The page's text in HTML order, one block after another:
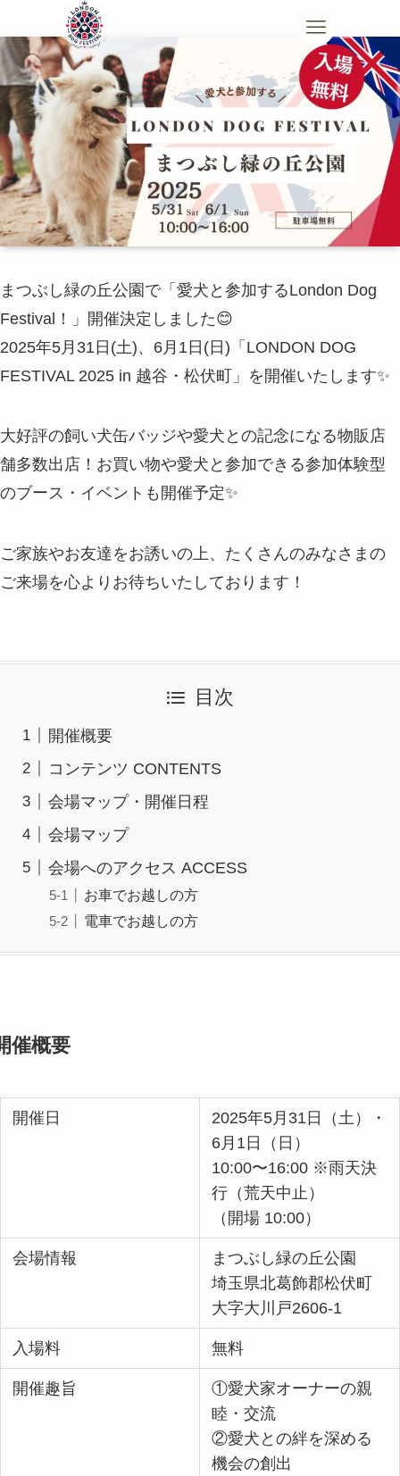
まつぶし緑の丘公園で「愛犬と参加するLondon Dog
Festival！」開催決定しました😊
2025年5月31日(土)、6月1日(日)「LONDON DOG
FESTIVAL 2025 in 越谷・松伏町」を開催いたします✨
大好評の飼い犬缶バッジや愛犬との記念になる物販店
舗多数出店！お買い物や愛犬と参加できる参加体験型
のブース・イベントも開催予定✨
ご家族やお友達をお誘いの上、たくさんのみなさまの
ご来場を心よりお待ちいたしております！
目次
開催概要
コンテンツ CONTENTS
会場マップ・開催日程
会場マップ
会場へのアクセス ACCESS
お車でお越しの方
電車でお越しの方
催概要
開催日
2025年5月31日（土）・
6月1日（日）
10:00〜16:00 ※雨天決
行（荒天中止）
（開場 10:00）
会場情報
まつぶし緑の丘公園
埼玉県北葛飾郡松伏町
大字大川戸2606-1
入場料 無料
開催趣旨
①愛犬家オーナーの親
睦・交流
②愛犬との絆を深める
機会の創出